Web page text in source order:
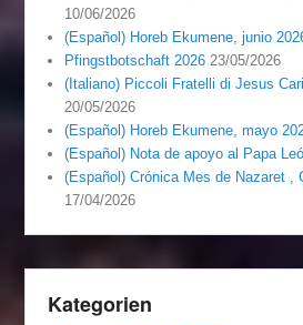
10/06/2026
(Español) Horeb Ekumene, junio
Pfingstbotschaft 2026 23/05/2026
(Italiano) Piccoli Fratelli di Jesus
20/05/2026
(Español) Horeb Ekumene, mayo
(Español) Nota de apoyo al Papa
(Español) Crónica Mes de Nazaret ,
17/04/2026
Kategorien